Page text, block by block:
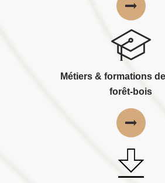
Métiers & formations
forêt-bois